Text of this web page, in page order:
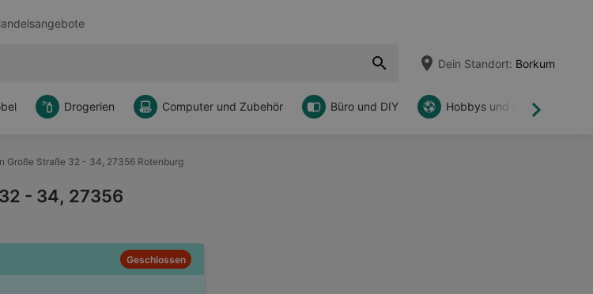
Dein Standort: Borkum
Weiter
Drogerien Computer und Zubehör Büro und DIY Hobbys und Freizeit
Große Straße 32 - 34, 27356 Rotenburg
- 34, 27356
Geschlossen